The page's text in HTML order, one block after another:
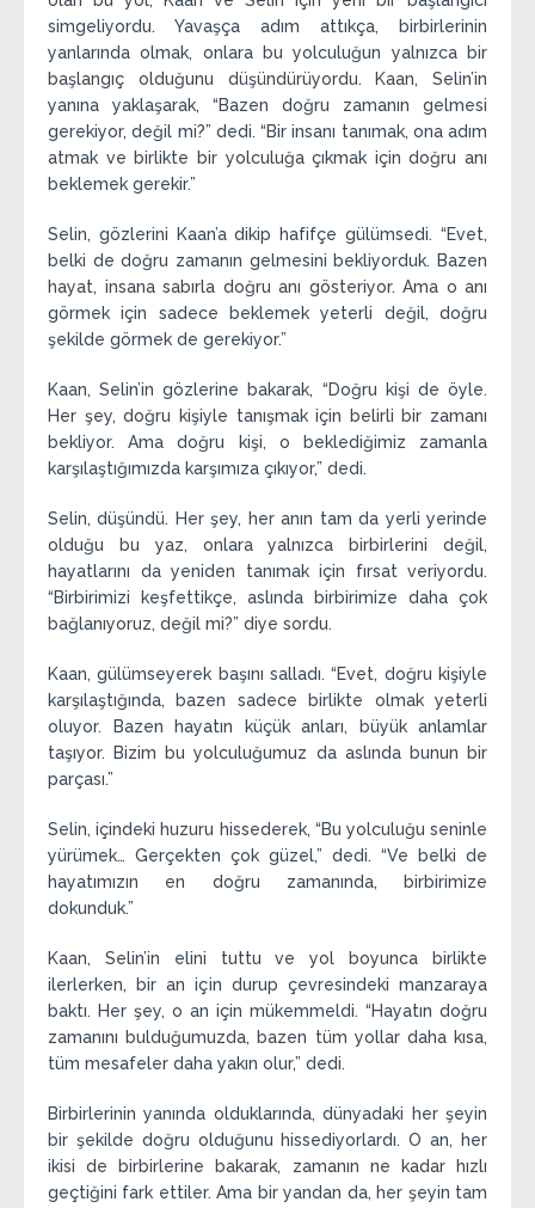
simgeliyordu. Yavaşça adım attıkça, birbirlerinin
yanlarında olmak, onlara bu yolculuğun yalnızca bir
başlangıç olduğunu düşündürüyordu. Kaan, Selin’in
yanına yaklaşarak, “Bazen doğru zamanın gelmesi
gerekiyor, değil mi?” dedi. “Bir insanı tanımak, ona adım
atmak ve birlikte bir yolculuğa çıkmak için doğru anı
beklemek gerekir.”
Selin, gözlerini Kaan’a dikip hafifçe gülümsedi. “Evet,
belki de doğru zamanın gelmesini bekliyorduk. Bazen
hayat, insana sabırla doğru anı gösteriyor. Ama o anı
görmek için sadece beklemek yeterli değil, doğru
şekilde görmek de gerekiyor.”
Kaan, Selin’in gözlerine bakarak, “Doğru kişi de öyle.
Her şey, doğru kişiyle tanışmak için belirli bir zamanı
bekliyor. Ama doğru kişi, o beklediğimiz zamanla
karşılaştığımızda karşımıza çıkıyor,” dedi.
Selin, düşündü. Her şey, her anın tam da yerli yerinde
olduğu bu yaz, onlara yalnızca birbirlerini değil,
hayatlarını da yeniden tanımak için fırsat veriyordu.
“Birbirimizi keşfettikçe, aslında birbirimize daha çok
bağlanıyoruz, değil mi?” diye sordu.
Kaan, gülümseyerek başını salladı. “Evet, doğru kişiyle
karşılaştığında, bazen sadece birlikte olmak yeterli
oluyor. Bazen hayatın küçük anları, büyük anlamlar
taşıyor. Bizim bu yolculuğumuz da aslında bunun bir
parçası.”
Selin, içindeki huzuru hissederek, “Bu yolculuğu seninle
yürümek… Gerçekten çok güzel,” dedi. “Ve belki de
hayatımızın en doğru zamanında, birbirimize
dokunduk.”
Kaan, Selin’in elini tuttu ve yol boyunca birlikte
ilerlerken, bir an için durup çevresindeki manzaraya
baktı. Her şey, o an için mükemmeldi. “Hayatın doğru
zamanını bulduğumuzda, bazen tüm yollar daha kısa,
tüm mesafeler daha yakın olur,” dedi.
Birbirlerinin yanında olduklarında, dünyadaki her şeyin
bir şekilde doğru olduğunu hissediyorlardı. O an, her
ikisi de birbirlerine bakarak, zamanın ne kadar hızlı
geçtiğini fark ettiler. Ama bir yandan da, her şeyin tam